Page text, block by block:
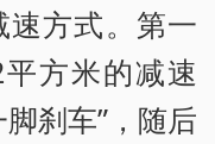
速方式。第一
方米的减速
刹车”，随后